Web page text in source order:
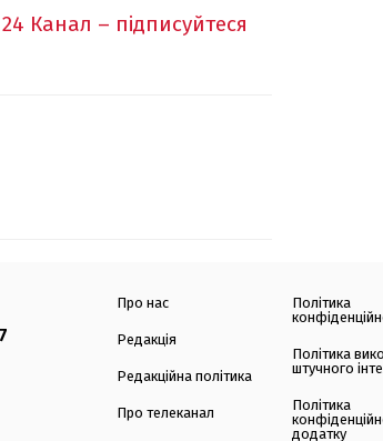
24 Канал – підписуйтеся
Про нас
Редакція
Редакційна політика
Про телеканал
Політика
Політика
штучного
Політика
додатку